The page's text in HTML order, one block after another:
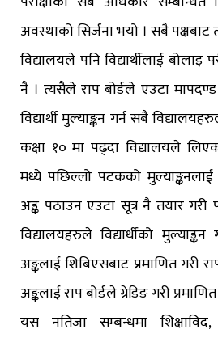
अवस्थाको सिर्जना भयो । सबै
विद्यालयले पनि विद्यार्थीलाई बोलाइ
नै । त्यसैले राप बोर्डले एउटा
विद्यार्थी मुल्याङ्कन गर्न सबै
कक्षा १० मा पढ्दा विद्यालयले
मध्ये पछिल्लो पटकको मुल्याङ्कनलाई
अङ्क पठाउन एउटा सूत्र नै तयार गरी
विद्यालयहरुले विद्यार्थीको
अङ्कलाई शिबिएसबाट प्रमाणित गरी
अङ्कलाई राप बोर्डले ग्रेडिङ गरी
यस नतिजा सम्बन्धमा